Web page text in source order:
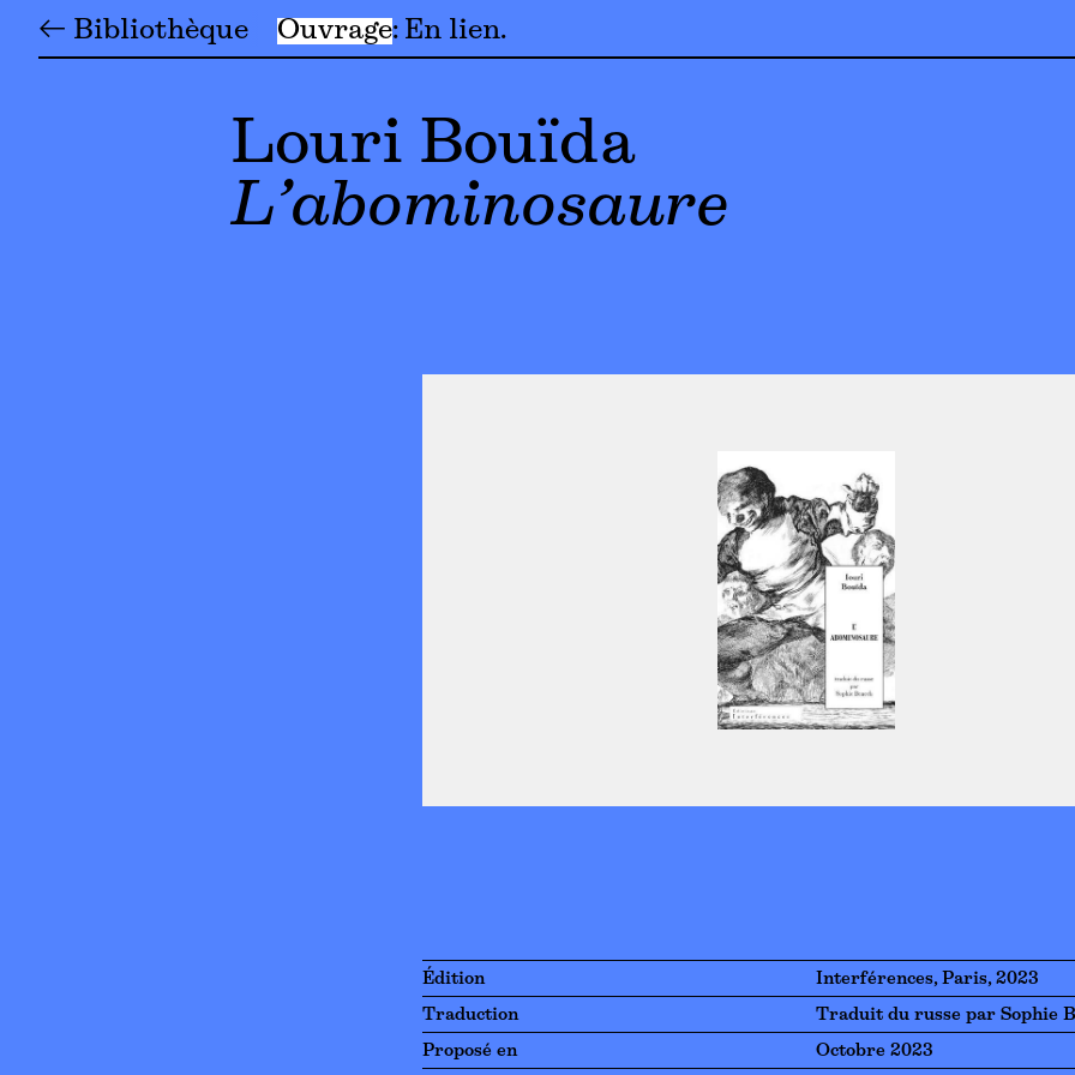
← Bibliothèque Ouvrage En lien
Louri Bouïda
L’abominosaure
Édition Interférences, Paris, 2023
Traduction Traduit du russe par Sophie
Proposé en Octobre 2023